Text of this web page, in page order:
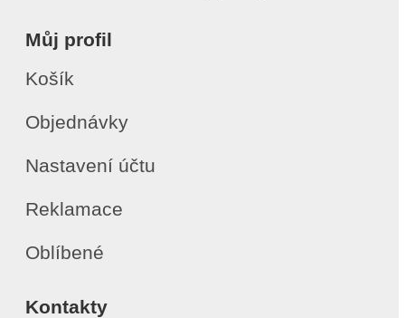
Můj profil
Košík
Objednávky
Nastavení účtu
Reklamace
Oblíbené
Kontakty